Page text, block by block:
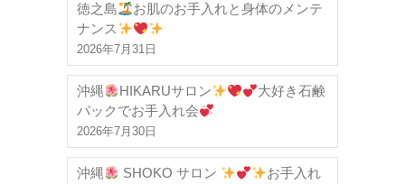
徳之島
お肌のお手入れと身体のメンテ
ナンス
2026年7月31日
沖縄 HIKARUサロン
大好き石鹸
パックでお手入れ会
2026年7月30日
沖縄 SHOKO サロン
お手入れ